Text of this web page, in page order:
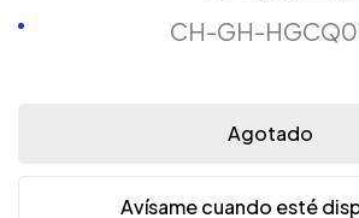
CH-GH-
Agotado
Avísame cuando esté